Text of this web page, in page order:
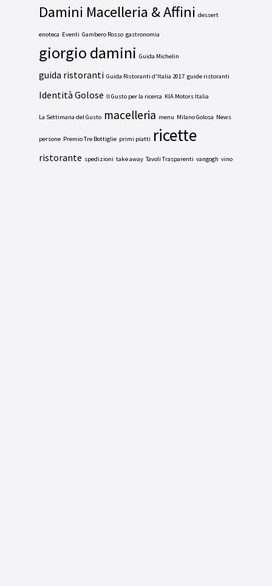
Damini Macelleria & Affini dessert
enoteca Eventi Gambero Rosso gastronomia
giorgio damini Guida Michelin
guida ristoranti Guida Ristoranti d'Italia 2017 guide ristoranti
Identità Golose Il Gusto per la ricerca KIA Motors Italia
La Settimana del Gusto macelleria menu Milano Golosa News
persone Premio Tre Bottiglie primi piatti ricette
ristorante spedizioni take away Tavoli Trasparenti vangogh vino